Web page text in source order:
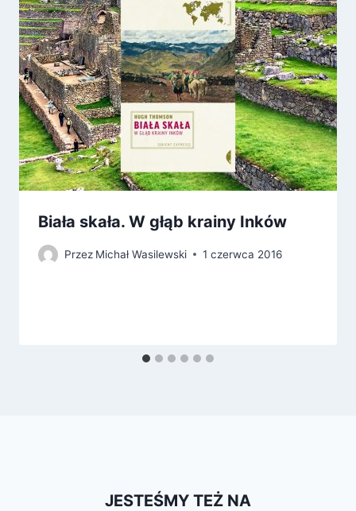
Biała skała. W głąb krainy Inków
Przez Michał Wasilewski 1 czerwca 2016
JESTEŚMY TEŻ NA